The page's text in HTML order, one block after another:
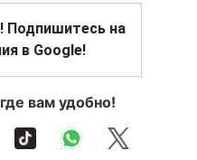
Подпишитесь на
в Google!
вам удобно!